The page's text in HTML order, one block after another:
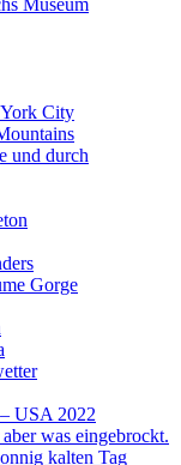
Museum
City
und durch
Gorge
USA 2022
was eingebrockt.
kalten Tag